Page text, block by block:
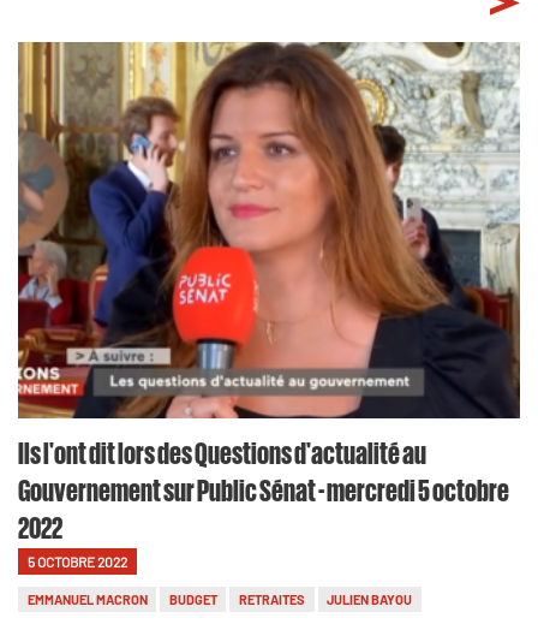
Ils l'ont dit lors des Questions d'actualité au
Gouvernement sur Public Sénat - mercredi 5 octobre
2022
5 OCTOBRE 2022
EMMANUEL MACRON BUDGET RETRAITES JULIEN BAYOU